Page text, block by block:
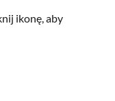
ikonę, aby